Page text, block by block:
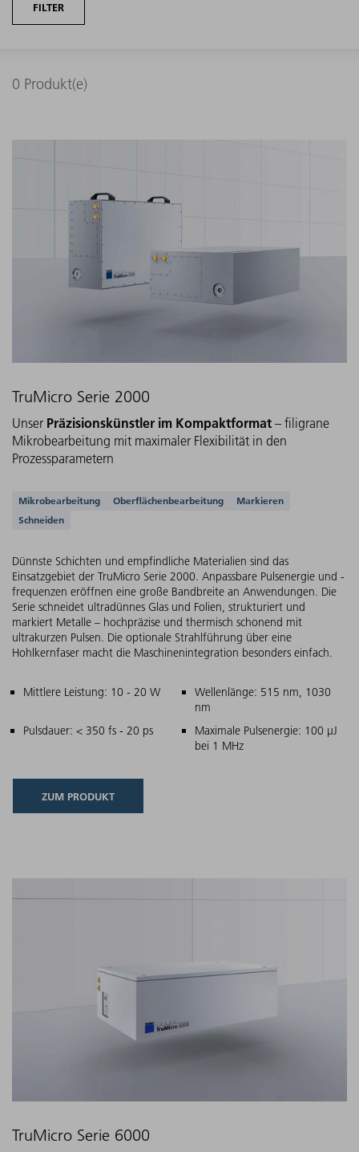
FILTER
0 Produkt(e)
TruMicro Serie 2000
Unser Präzisionskünstler im Kompaktformat – filigrane
Mikrobearbeitung mit maximaler Flexibilität in den
Prozessparametern
Unterstützte Anwendungen
Mikrobearbeitung Oberflächenbearbeitung
Markieren
Schneiden
Dünnste Schichten und empfindliche Materialien sind das
Einsatzgebiet der TruMicro Serie 2000. Anpassbare Pulsenergie und -
frequenzen eröffnen eine große Bandbreite an Anwendungen. Die
Serie schneidet ultradünnes Glas und Folien, strukturiert und
markiert Metalle – hochpräzise und thermisch schonend mit
ultrakurzen Pulsen. Die optionale Strahlführung über eine
Hohlkernfaser macht die Maschinenintegration besonders einfach.
Hauptmerkmale
Mittlere Leistung: 10 - 20 W
Wellenlänge: 515 nm, 1030
nm
Pulsdauer: < 350 fs - 20 ps
Maximale Pulsenergie: 100 µJ
bei 1 MHz
ZUM PRODUKT
TruMicro Serie 6000